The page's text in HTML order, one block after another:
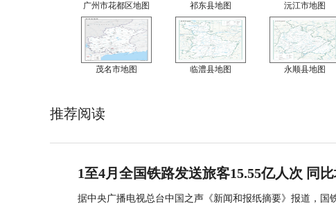
广州市花都区地图 祁东县地图 沅江市地图
茂名市地图 临澧县地图 永顺县地图
推荐阅读
1至4月全国铁路发送旅客15.55亿人次 同
据中央广播电视总台中国之声《新闻和报纸摘要》报道，国